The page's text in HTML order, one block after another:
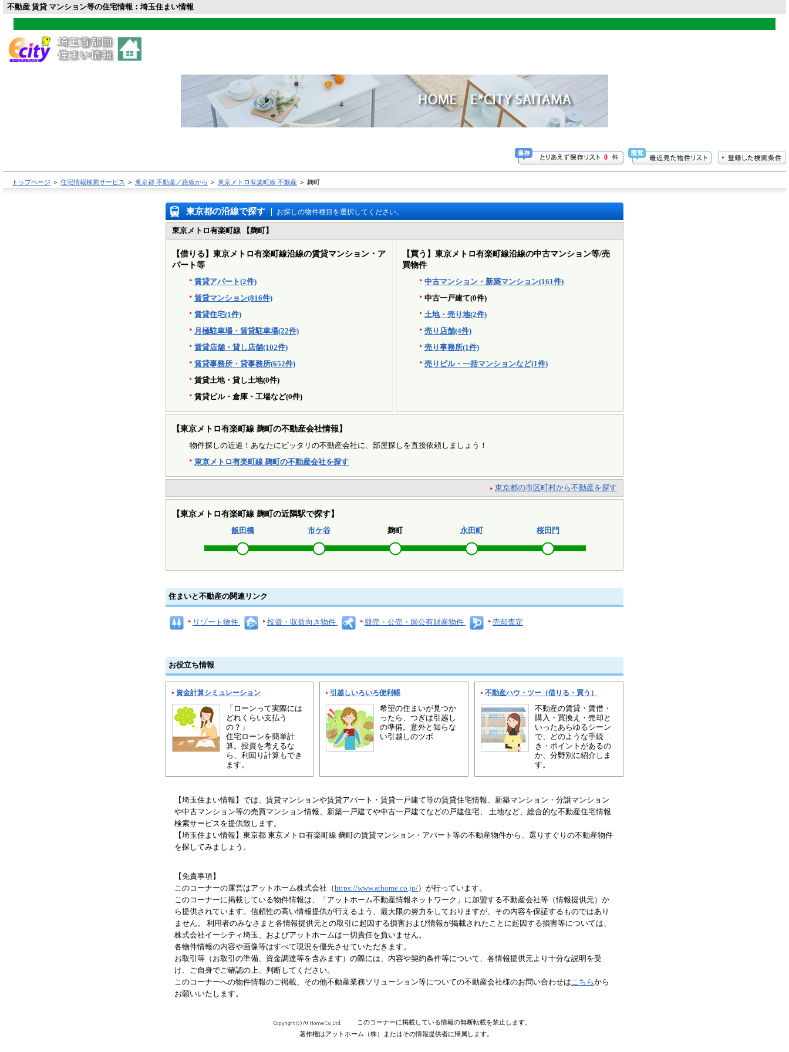
不動産 賃貸 マンション等の住宅情報：埼玉住まい情報
0
トップページ ＞ 住宅情報検索サービス ＞ 東京都 不動産／路線から ＞ 東京メトロ有楽町線 不動産 ＞ 麹町
東京都の沿線で探す お探しの物件種目を選択してください。
東京メトロ有楽町線 【麹町】
【借りる】 東京メトロ有楽町線沿線の賃貸マンション・ア
パート等
賃貸アパート(2件)
賃貸マンション(816件)
賃貸住宅(1件)
月極駐車場・賃貸駐車場(22件)
賃貸店舗・貸し店舗(102件)
賃貸事務所・貸事務所(652件)
賃貸土地・貸し土地(0件)
賃貸ビル・倉庫・工場など(0件)
【買う】 東京メトロ有楽町線沿線の中古マンション等/売
買物件
中古マンション・新築マンション(161件)
中古一戸建て(0件)
土地・売り地(2件)
売り店舗(4件)
売り事務所(1件)
売りビル・一括マンションなど(1件)
【東京メトロ有楽町線 麹町の不動産会社情報】
物件探しの近道！あなたにピッタリの不動産会社に、部屋探しを直接依頼しましょう！
東京メトロ有楽町線 麹町の不動産会社を探す
東京都の市区町村から不動産を探す
【東京メトロ有楽町線 麹町の近隣駅で探す】
飯田橋 市ケ谷 麹町 永田町 桜田門
住まいと不動産の関連リンク
リゾート物件 投資・収益向き物件 競売・公売・国公有財産物件 売却査定
お役立ち情報
資金計算シミュレーション
「ローンって実際には
どれくらい支払う
の？」
住宅ローンを簡単計
算。投資を考えるな
ら、利回り計算もでき
ます。
引越しいろいろ便利帳
希望の住まいが見つか
ったら、つぎは引越し
の準備。意外と知らな
い引越しのツボ
不動産ハウ・ツー（借りる・買う）
不動産の賃貸・賃借・
購入・買換え・売却と
いったあらゆるシーン
で、どのような手続
き・ポイントがあるの
か、分野別に紹介しま
す。
【埼玉住まい情報】では、賃貸マンションや賃貸アパート・賃貸一戸建て等の賃貸住宅情報、新築マンション・分譲マンション
や中古マンション等の売買マンション情報、新築一戸建てや中古一戸建てなどの戸建住宅、 土地など、総合的な不動産住宅情報
検索サービスを提供致します。
【埼玉住まい情報】東京都 東京メトロ有楽町線 麹町の賃貸マンション・アパート等の不動産物件から、選りすぐりの不動産物件
を探してみましょう。
【免責事項】
このコーナーの運営はアットホーム株式会社（https://www.athome.co.jp/）が行っています。
このコーナーに掲載している物件情報は、「アットホーム不動産情報ネットワーク」に加盟する不動産会社等（情報提供元）か
ら提供されています。信頼性の高い情報提供が行えるよう、最大限の努力をしておりますが、その内容を保証するものではあり
ません。 利用者のみなさまと各情報提供元との取引に起因する損害および情報が掲載されたことに起因する損害等については、
株式会社イーシティ埼玉、およびアットホームは一切責任を負いません。
各物件情報の内容や画像等はすべて現況を優先させていただきます。
お取引等（お取引の準備、資金調達等を含みます）の際には、内容や契約条件等について、各情報提供元より十分な説明を受
け、ご自身でご確認の上、判断してください。
このコーナーへの物件情報のご掲載、その他不動産業務ソリューション等についての不動産会社様のお問い合わせはこちらから
お願いいたします。
このコーナーに掲載している情報の無断転載を禁止します。
著作権はアットホーム（株）またはその情報提供者に帰属します。